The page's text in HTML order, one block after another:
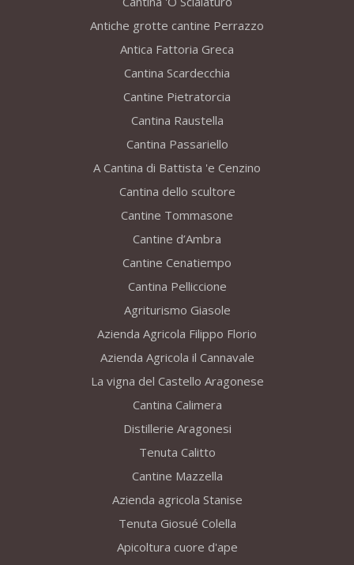
Antiche grotte cantine Perrazzo
Antica Fattoria Greca
Cantina Scardecchia
Cantine Pietratorcia
Cantina Raustella
Cantina Passariello
A Cantina di Battista 'e Cenzino
Cantina dello scultore
Cantine Tommasone
Cantine d’Ambra
Cantine Cenatiempo
Cantina Pelliccione
Agriturismo Giasole
Azienda Agricola Filippo Florio
Azienda Agricola il Cannavale
La vigna del Castello Aragonese
Cantina Calimera
Distillerie Aragonesi
Tenuta Calitto
Cantine Mazzella
Azienda agricola Stanise
Tenuta Giosué Colella
Apicoltura cuore d'ape